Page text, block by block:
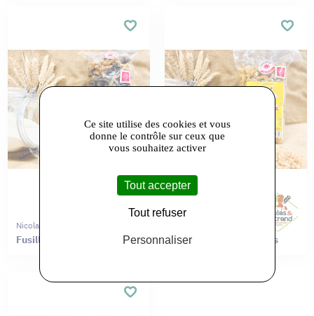
Nicolas & Bertrand
Fusilli Moutarde & Thym CrÃªte de coq aux Åufs
Ce site utilise des cookies et vous
donne le contrôle sur ceux que
vous souhaitez activer
Tout accepter
Tout refuser
Personnaliser